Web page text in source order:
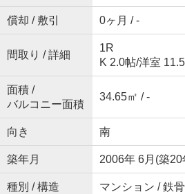
償却 / 敷引 0ヶ月 / -
間取り / 詳細
1R
K 2.0帖/洋室
面積 /
バルコニー面積
34.65㎡ / -
向き 南
築年月 2006年 6月(築20
種別 / 構造 マンション / 鉄